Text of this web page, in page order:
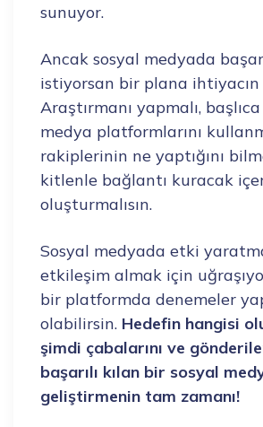
sunuyor.
Ancak sosyal medyada
istiyorsan bir plana ihtiyacın
Araştırmanı yapmalı,
medya platformlarını
rakiplerinin ne yaptığını
kitlenle bağlantı kuracak
oluşturmalısın.
Sosyal medyada etki
etkileşim almak için
bir platformda denemeler
olabilirsin. Hedefin hangisi
şimdi çabalarını ve
başarılı kılan bir sosyal
geliştirmenin tam zamanı!